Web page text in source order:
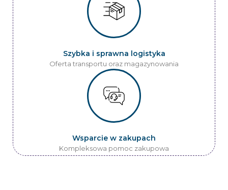
Szybka i sprawna logistyka
Oferta transportu oraz magazynowania
Wsparcie w zakupach
Kompleksowa pomoc zakupowa